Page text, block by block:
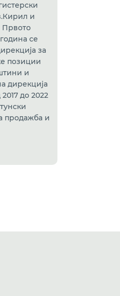
и
Првото
се
за
позиции
и
дирекција
до 2022
продажба и